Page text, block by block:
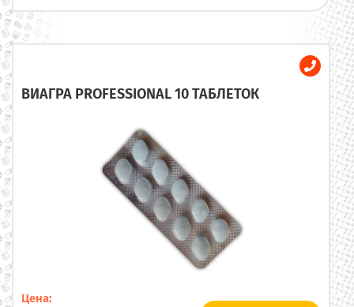
ВИАГРА PROFESSIONAL 10 ТАБЛЕТОК
Цена: